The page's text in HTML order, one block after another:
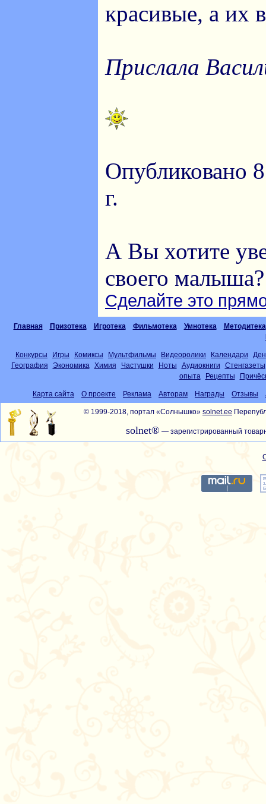
красивые, а их
Прислала
Опубликовано
г.
А Вы хотите
своего малыша?
Сделайте это
Главная Призотека Игротека Фильмотека Умнотека
Методитека
Конкурсы Игры Комиксы Мультфильмы Видеоролики Календари
География
Экономика Химия Частушки Ноты Аудиокниги
Стенгазеты
опыта
Рецепты
Карта сайта О проекте Реклама Авторам Награды Отзывы
© 1999-2018, портал «Солнышко» solnet.ee
solnet® — зарегистрированный